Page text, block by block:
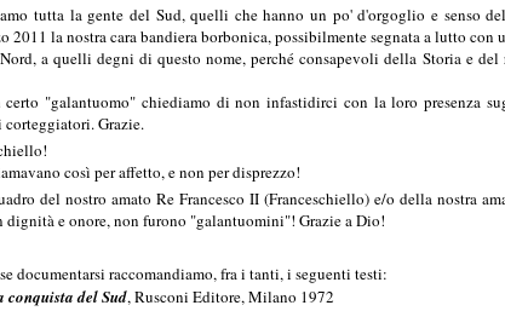
tutta la gente del Sud, quelli che hanno un po' d'orgoglio e senso
2011 la nostra cara bandiera borbonica, possibilmente segnata a lutto con
a quelli degni di questo nome, perché consapevoli della Storia e
"galantuomo" chiediamo di non infastidirci con la loro presenza
Grazie.
così per affetto, e non per disprezzo!
del nostro amato Re Francesco II (Franceschiello) e/o della nostra
dignità e onore, non furono "galantuomini"!Grazie a Dio!
raccomandiamo, fra i tanti, i seguenti testi:
conquista del Sud, Rusconi Editore, Milano 1972